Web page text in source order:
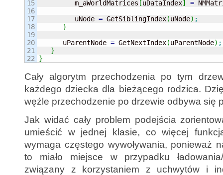
15
16
17
18
19
20
21
         m_aWorldMatrices
[uDataIndex] =
         uNode
= GetSiblingIndex(uNode) ;
}
      uParentNode
= GetNextIndex(uParentNode) ;
}
}
Cały algorytm przechodzenia po tym
każdego dziecka dla bieżącego rodzica.
węźle przechodzenie po drzewie odbywa się
Jak widać cały problem podejścia
umieścić w jednej klasie, co więcej
wymaga częstego wywoływania, ponieważ
to miało miejsce w przypadku
związany z korzystaniem z uchwytów i